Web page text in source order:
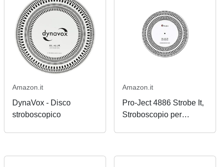
Amazon.it
DynaVox - Disco
stroboscopico
Amazon.it
Pro-Ject 4886 Strobe It,
Stroboscopio per